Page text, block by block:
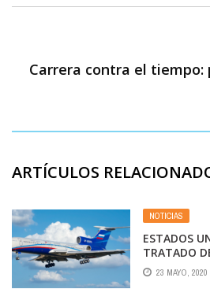
Carrera contra el tiempo:
ARTÍCULOS
NOTICIAS
ESTADOS
TRATADO
ACUSANDO
INCUMPLIRLO
23 MAYO, 2020